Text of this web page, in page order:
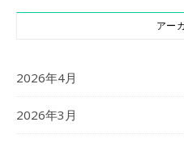
アー
2026年4月
2026年3月